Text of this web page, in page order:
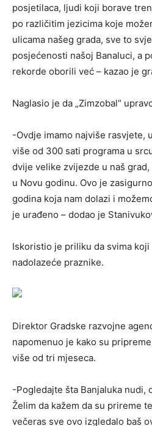
posjetilaca, ljudi koji borave
po različitim jezicima koje
ulicama našeg grada, sve to
posjećenosti našoj Banaluci, a
rekorde oborili već – kazao je
Naglasio je da „Zimzobal“
-Ovdje imamo najviše rasvjete,
više od 300 sati programa u
dvije velike zvijezde u naš
u Novu godinu. Ovo je
godina koja nam dolazi i
je urađeno – dodao je
Iskoristio je priliku da svima
nadolazeće praznike.
Direktor Gradske razvojne
napomenuo je kako su
više od tri mjeseca.
-Pogledajte šta Banjaluka nudi,
Želim da kažem da su prireme
večeras sve ovo izgledalo baš